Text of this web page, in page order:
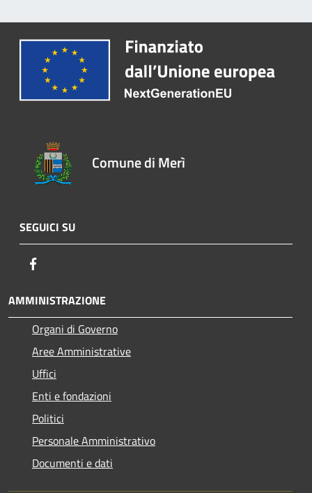
Comune di Merì
SEGUICI SU
AMMINISTRAZIONE
Organi di Governo
Aree Amministrative
Uffici
Enti e fondazioni
Politici
Personale Amministrativo
Documenti e dati